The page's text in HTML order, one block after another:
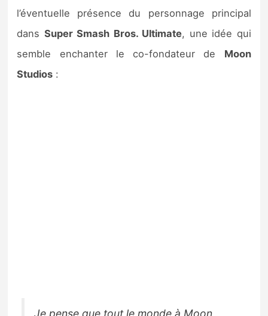
l’éventuelle présence du personnage principal
dans Super Smash Bros. Ultimate, une idée qui
semble enchanter le co-fondateur de Moon
Studios :
Je pense que tout le monde à Moon